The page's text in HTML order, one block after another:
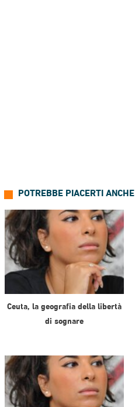
POTREBBE PIACERTI ANCHE
Ceuta, la geografia della libertà
di sognare